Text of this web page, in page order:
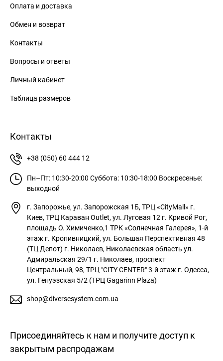
Оплата и доставка
Обмен и возврат
Контакты
Вопросы и ответы
Личный кабинет
Таблица размеров
Контакты
+38 (050) 60 444 12
Пн–Пт: 10:30-20:00 Суббота: 10:30-18:00 Воскресенье:
выходной
г. Запорожье, ул. Запорожская 1Б, ТРЦ «CityMall» г.
Киев, ТРЦ Караван Outlet, ул. Луговая 12 г. Кривой Рог,
площадь О. Химиченко,1 ТРК «Солнечная Галерея», 1-й
этаж г. Кропивницкий, ул. Большая Перспективная 48
(ТЦ Депот) г. Николаев, Николаевская область ул.
Адмиральская 29/1 г. Николаев, проспект
Центральный, 98, ТРЦ "CITY CENTER" 3-й этаж г. Одесса,
ул. Генуэзская 5/2 (ТРЦ Gagarinn Plaza)
shop@diversesystem.com.ua
Присоединяйтесь к нам и получите доступ к
закрытым распродажам